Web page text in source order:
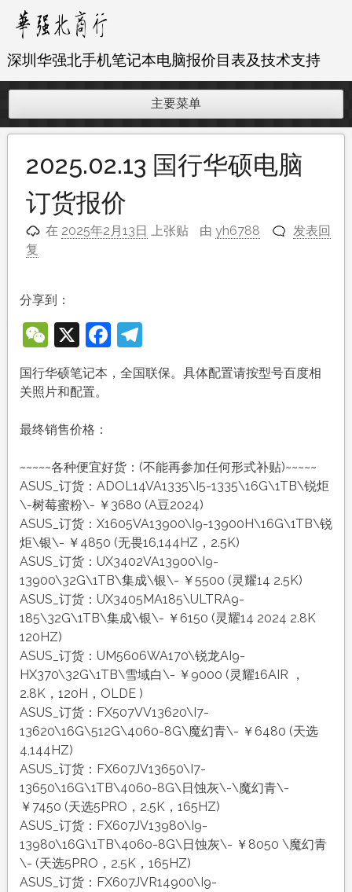
内深圳华强北手机笔记本电脑报价目表及技术支持
主要菜单
2025.02.13 国行华硕电脑
订货报价
在 2025年2月13日 上张贴 由yh6788
发表回
复
分享到：
WeChat
X Facebook
Telegram
国行华硕笔记本，全国联保。具体配置请按型号百度相
关照片和配置。
最终销售价格：
~~~~~各种便宜好货：(不能再参加任何形式补贴)~~~~~
ASUS_订货：ADOL14VA1335\I5-1335\16G\1TB\锐炬
\-树莓蜜粉\- ￥3680 (A豆2024)
ASUS_订货：X1605VA13900\I9-13900H\16G\1TB\锐
炬\银\- ￥4850 (无畏16,144HZ，2.5K)
ASUS_订货：UX3402VA13900\I9-
13900\32G\1TB\集成\银\- ￥5500 (灵耀14 2.5K)
ASUS_订货：UX3405MA185\ULTRA9-
185\32G\1TB\集成\银\- ￥6150 (灵耀14 2024 2.8K
120HZ)
ASUS_订货：UM5606WA170\锐龙AI9-
HX370\32G\1TB\雪域白\- ￥9000 (灵耀16AIR ，
2.8K，120H，OLDE )
ASUS_订货：FX507VV13620\I7-
13620\16G\512G\4060-8G\魔幻青\- ￥6480 (天选
4,144HZ)
ASUS_订货：FX607JV13650\I7-
13650\16G\1TB\4060-8G\日蚀灰\-\魔幻青\-
￥7450 (天选5PRO，2.5K，165HZ)
ASUS_订货：FX607JV13980\I9-
13980\16G\1TB\4060-8G\日蚀灰\- ￥8050 \魔幻青
\- (天选5PRO，2.5K，165HZ)
ASUS_订货：FX607JVR14900\I9-